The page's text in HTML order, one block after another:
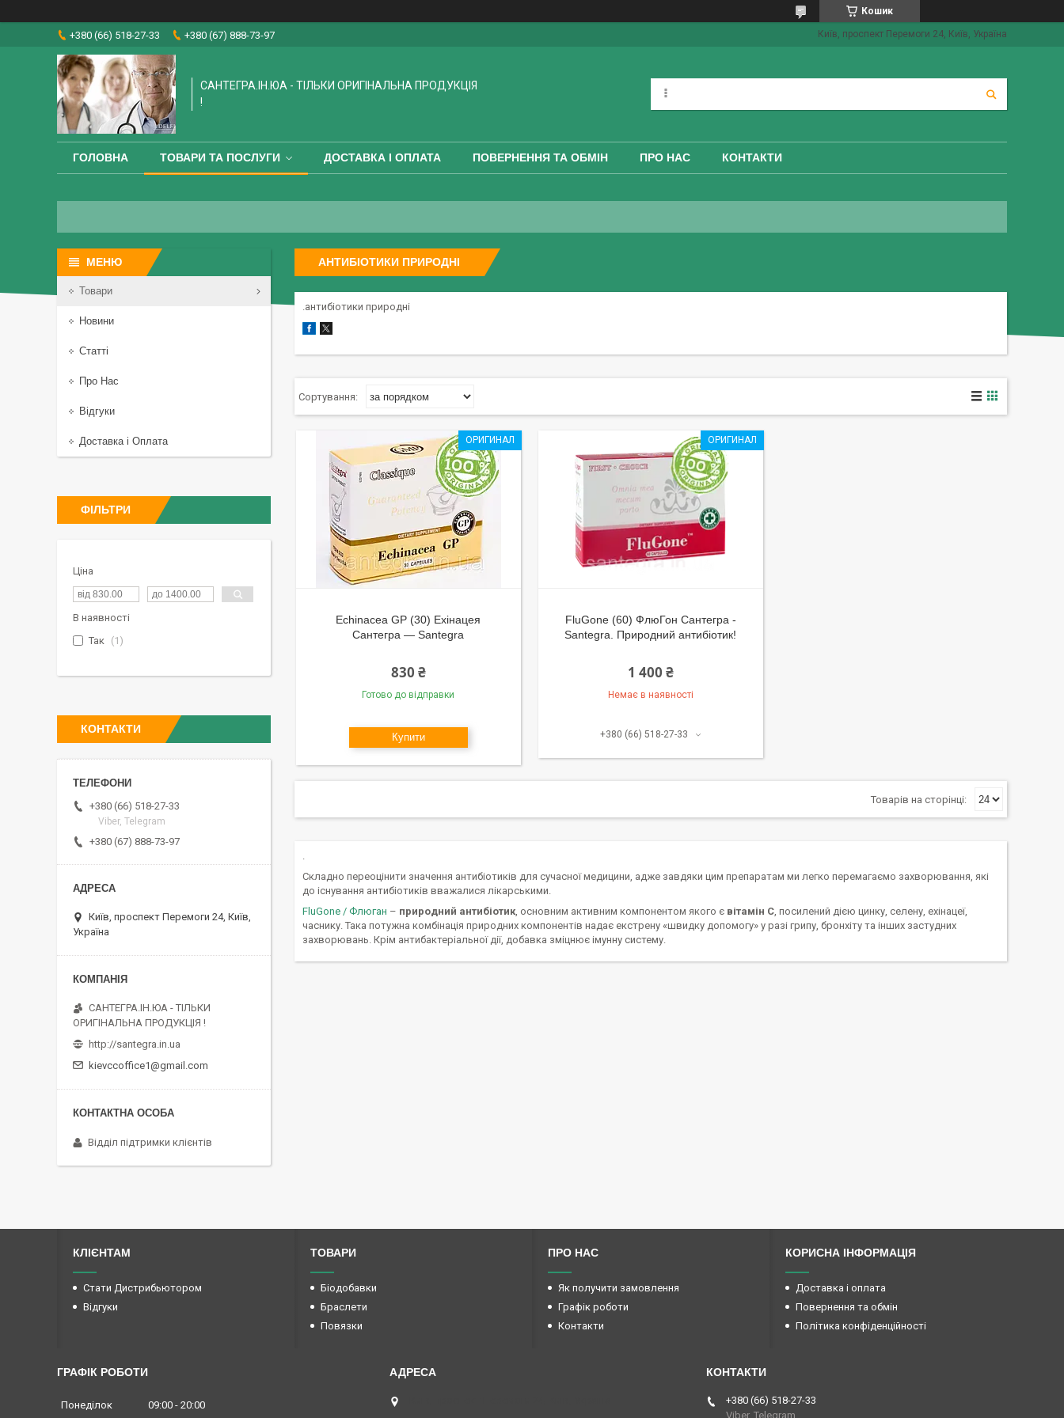
Кошик
+380 (66) 518-27-33 +380 (67) 888-73-97 Київ, проспект Перемоги 24, Київ, Україна
САНТЕГРА.ІН.ЮА - ТІЛЬКИ ОРИГІНАЛЬНА ПРОДУКЦІЯ
!
ГОЛОВНА ТОВАРИ ТА ПОСЛУГИ ДОСТАВКА І ОПЛАТА ПОВЕРНЕННЯ ТА ОБМІН ПРО НАС КОНТАКТИ
АНТИБІОТИКИ ПРИРОДНІ
.антибіотики природні
ОРИГИНАЛ
Echinacea GP (30) Ехінацея
Сантегра — Santegra
830 ₴
Готово до відправки
Купити
ОРИГИНАЛ
FluGone (60) ФлюГон Сантегра -
Santegra. Природний антибіотик!
1 400 ₴
Немає в наявності
+380 (66) 518-27-33
.
Складно переоцінити значення антибіотиків для сучасної медицини, адже завдяки цим препаратам ми легко перемагаємо захворювання, які
до існування антибіотиків вважалися лікарськими.
FluGone / Флюган – природний антибіотик, основним активним компонентом якого є вітамін С, посилений дією цинку, селену, ехінацеї,
часнику. Така потужна комбінація природних компонентів надає екстрену «швидку допомогу» у разі грипу, бронхіту та інших застудних
захворювань. Крім антибактеріальної дії, добавка зміцнює імунну систему.
Товари
Новини
Статті
Про Нас
Відгуки
Доставка і Оплата
ФІЛЬТРИ
Ціна
В наявності
Так
1
КОНТАКТИ
+380 (66) 518-27-33
Viber, Telegram
+380 (67) 888-73-97
Київ, проспект Перемоги 24, Київ,
Україна
САНТЕГРА.ІН.ЮА - ТІЛЬКИ
ОРИГІНАЛЬНА ПРОДУКЦІЯ !
http://santegra.in.ua
kievccoffice1@gmail.com
Відділ підтримки клієнтів
КЛІЄНТАМ
Стати Дистрибьютором
Відгуки
ТОВАРИ
Біодобавки
Браслети
Повязки
ПРО НАС
Як получити замовлення
Графік роботи
Контакти
КОРИСНА ІНФОРМАЦІЯ
Доставка і оплата
Повернення та обмін
Політика конфіденційності
ГРАФІК РОБОТИ
Понеділок 09:00 20:00
+380 (66) 518-27-33
Viber, Telegram